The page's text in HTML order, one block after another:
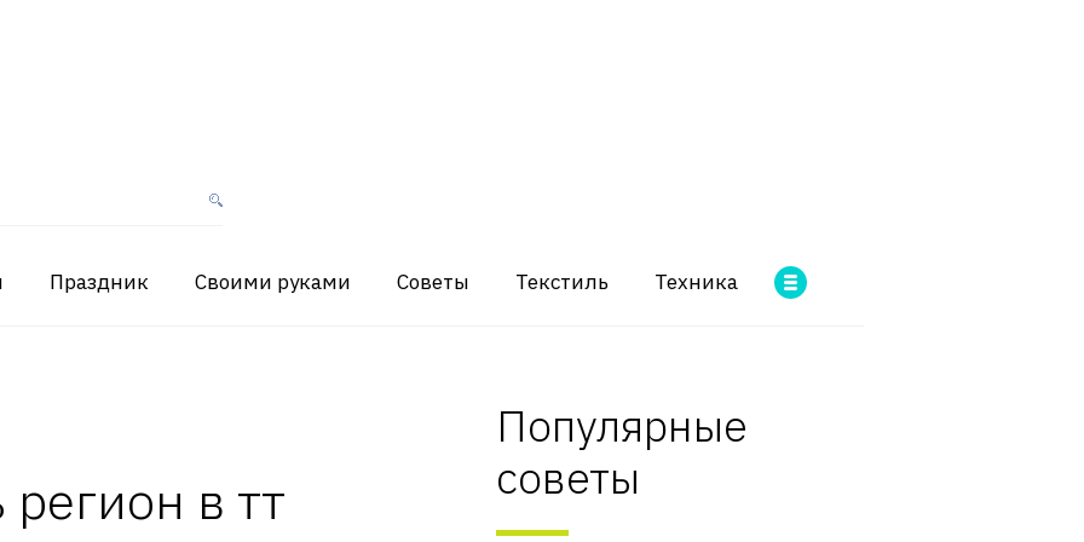
Праздник Своими руками Советы Текстиль Техника
в тт
Популярные
советы